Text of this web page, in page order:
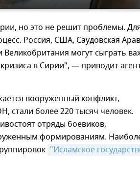
но это не решит проблемы.
Россия, США, Саудовская
могут сыграть
в Сирии", — приводит
вооруженный конфликт,
стали более 220 тысяч человек.
отряды боевиков,
формированиям.
"Исламское